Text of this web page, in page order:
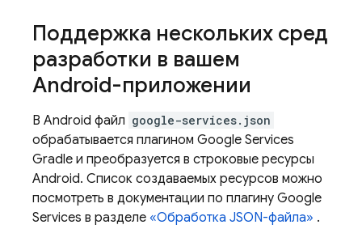
Поддержка нескольких сред
разработки в вашем
Android-приложении
В Android файл google-services.json
обрабатывается плагином Google Services
Gradle и преобразуется в строковые ресурсы
Android. Список создаваемых ресурсов можно
посмотреть в документации по плагину Google
Services в разделе «Обработка JSON-файла» .